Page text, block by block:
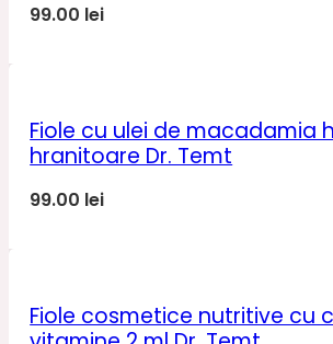
99.00 lei
Fiole cu ulei de macadamia
hranitoare Dr. Temt
99.00 lei
Fiole cosmetice nutritive cu